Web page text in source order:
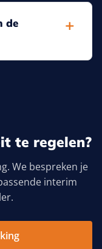
de
te regelen?
We bespreken je
interim